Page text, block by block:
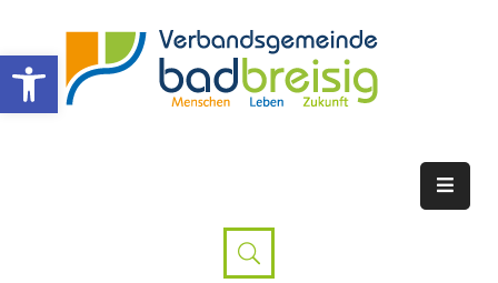
Werkzeugleiste öffnen